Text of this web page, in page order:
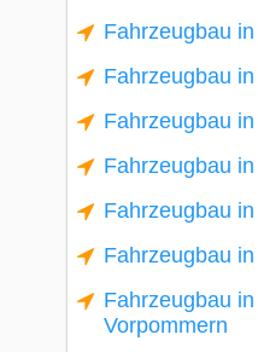
Fahrzeugbau
Fahrzeugbau
Fahrzeugbau
Fahrzeugbau
Fahrzeugbau
Fahrzeugbau
Fahrzeugbau
Vorpommern